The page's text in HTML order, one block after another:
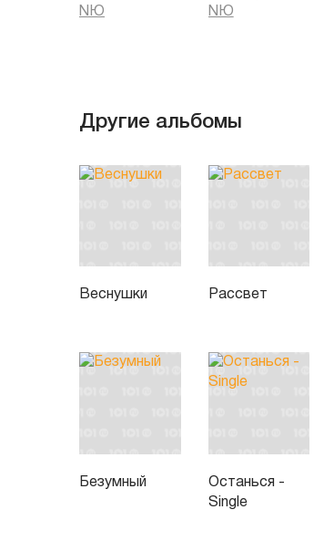
NЮ
NЮ
Другие альбомы
Веснушки Рассвет
Безумный
Останься -
Single